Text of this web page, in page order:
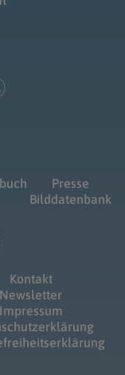
Presse
Bilddatenbank
Kontakt
Newsletter
Impressum